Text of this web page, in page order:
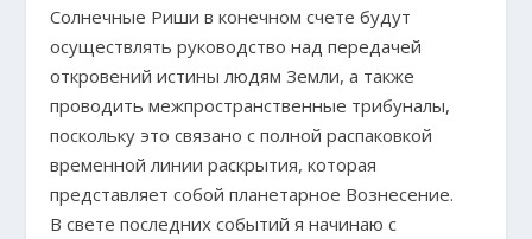
Солнечные Риши в конечном счете будут
осуществлять руководство над передачей
откровений истины людям Земли, а также
проводить межпространственные трибуналы,
поскольку это связано с полной распаковкой
временной линии раскрытия, которая
представляет собой планетарное Вознесение.
В свете последних событий я начинаю с